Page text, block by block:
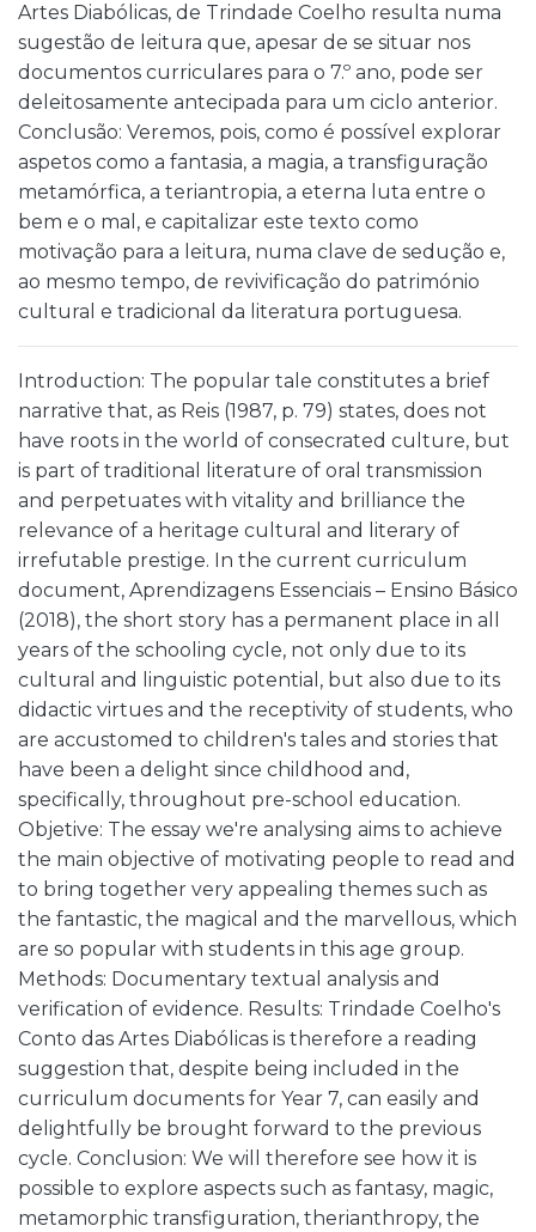
Artes Diabólicas, de Trindade Coelho resulta numa
sugestão de leitura que, apesar de se situar nos
documentos curriculares para o 7.º ano, pode ser
deleitosamente antecipada para um ciclo anterior.
Conclusão: Veremos, pois, como é possível explorar
aspetos como a fantasia, a magia, a transfiguração
metamórfica, a teriantropia, a eterna luta entre o
bem e o mal, e capitalizar este texto como
motivação para a leitura, numa clave de sedução e,
ao mesmo tempo, de revivificação do património
cultural e tradicional da literatura portuguesa.
Introduction: The popular tale constitutes a brief
narrative that, as Reis (1987, p. 79) states, does not
have roots in the world of consecrated culture, but
is part of traditional literature of oral transmission
and perpetuates with vitality and brilliance the
relevance of a heritage cultural and literary of
irrefutable prestige. In the current curriculum
document, Aprendizagens Essenciais – Ensino Básico
(2018), the short story has a permanent place in all
years of the schooling cycle, not only due to its
cultural and linguistic potential, but also due to its
didactic virtues and the receptivity of students, who
are accustomed to children's tales and stories that
have been a delight since childhood and,
specifically, throughout pre-school education.
Objetive: The essay we're analysing aims to achieve
the main objective of motivating people to read and
to bring together very appealing themes such as
the fantastic, the magical and the marvellous, which
are so popular with students in this age group.
Methods: Documentary textual analysis and
verification of evidence. Results: Trindade Coelho's
Conto das Artes Diabólicas is therefore a reading
suggestion that, despite being included in the
curriculum documents for Year 7, can easily and
delightfully be brought forward to the previous
cycle. Conclusion: We will therefore see how it is
possible to explore aspects such as fantasy, magic,
metamorphic transfiguration, therianthropy, the